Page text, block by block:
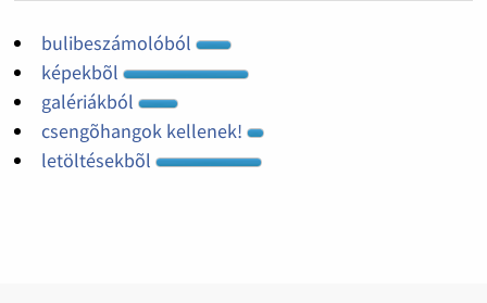
bulibeszámolóból
képekbõl
galériákból
csengõhangok kellenek!
letöltésekbõl